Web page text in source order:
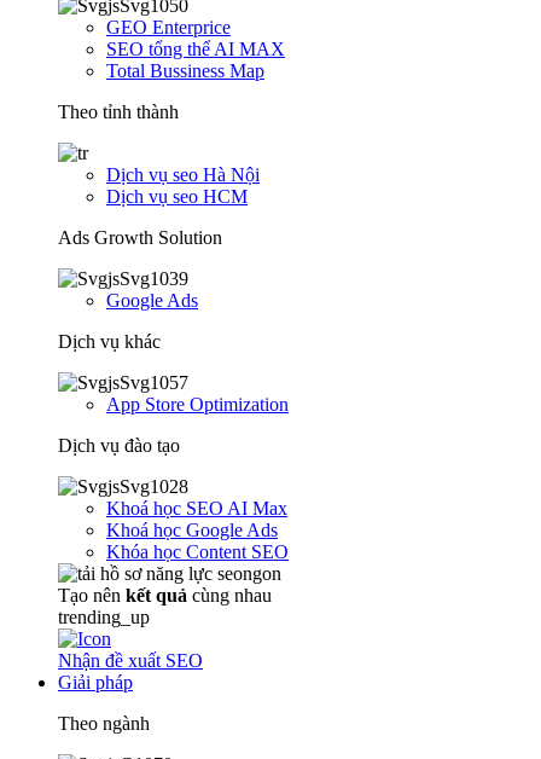
GEO Enterprice
SEO tổng thể AI MAX
Total Bussiness Map
Theo tỉnh thành
Dịch vụ seo Hà Nội
Dịch vụ seo HCM
Ads Growth Solution
Google Ads
Dịch vụ khác
App Store Optimization
Dịch vụ đào tạo
Khoá học SEO AI Max
Khoá học Google Ads
Khóa học Content SEO
Tạo nên kết quả cùng nhau
trending_up
Nhận đề xuất SEO
Giải pháp
Theo ngành